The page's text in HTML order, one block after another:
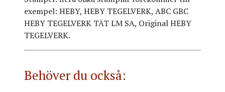
exempel: HEBY, HEBY TEGELVERK, ABC GBC
HEBY TEGELVERK TÄT LM SA, Original HEBY
TEGELVERK.
Behöver du också: